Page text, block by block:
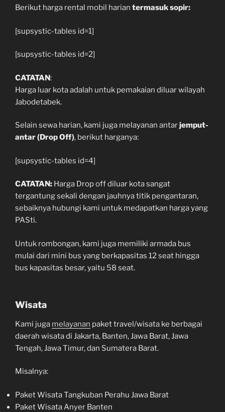
Berikut harga rental mobil harian termasuk sopir:
[supsystic-tables id=1]
[supsystic-tables id=2]
CATATAN:
Harga luar kota adalah untuk pemakaian diluar wilayah
Jabodetabek.
Selain sewa harian, kami juga melayanan antarjemput-
antar (Drop Off), berikut harganya:
[supsystic-tables id=4]
CATATAN: Harga Drop off diluar kota sangat
tergantung sekali dengan jauhnya titik pengantaran,
sebaiknya hubungi kami untuk medapatkan harga yang
PASti.
Untuk rombongan, kami juga memiliki armada bus
mulai dari mini bus yang berkapasitas 12 seat hingga
bus kapasitas besar, yaitu 58 seat.
Wisata
Kami juga melayanan paket travel/wisata ke berbagai
daerah wisata di Jakarta, Banten, Jawa Barat, Jawa
Tengah, Jawa Timur, dan Sumatera Barat.
Misalnya:
Paket Wisata Tangkuban Perahu Jawa Barat
Paket Wisata Anyer Banten